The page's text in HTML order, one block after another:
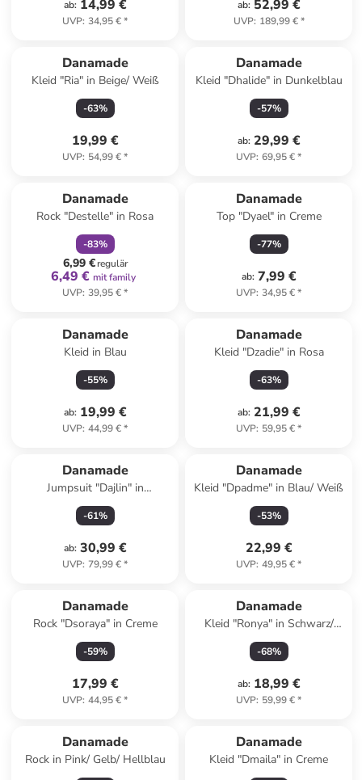
ab: 14,99 €
UVP: 34,95 €*
ab: 52,99 €
UVP: 189,99 €*
Danamade
Kleid "Ria" in Beige/ Weiß
-63%
19,99 €
UVP: 54,99 €*
Danamade
Kleid "Dhalide" in Dunkelblau
-57%
ab: 29,99 €
UVP: 69,95 €*
Danamade
Rock "Destelle" in Rosa
-83%
6,99 €regulär
6,49 € mit family
UVP: 39,95 €*
Danamade
Top "Dyael" in Creme
-77%
ab: 7,99 €
UVP: 34,95 €*
Danamade
Kleid in Blau
-55%
ab: 19,99 €
UVP: 44,99 €*
Danamade
Kleid "Dzadie" in Rosa
-63%
ab: 21,99 €
UVP: 59,95 €*
Danamade
Jumpsuit "Dajlin" in
Dunkelblau
-61%
ab: 30,99 €
UVP: 79,99 €*
Danamade
Kleid "Dpadme" in Blau/ Weiß
-53%
22,99 €
UVP: 49,95 €*
Danamade
Rock "Dsoraya" in Creme
-59%
17,99 €
UVP: 44,95 €*
Danamade
Kleid "Ronya" in Schwarz/
Rosa
-68%
ab: 18,99 €
UVP: 59,99 €*
Danamade
Rock in Pink/ Gelb/ Hellblau
Danamade
Kleid "Dmaila" in Creme